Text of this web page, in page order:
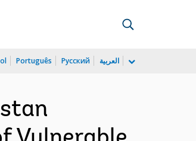
Português Русский العربية